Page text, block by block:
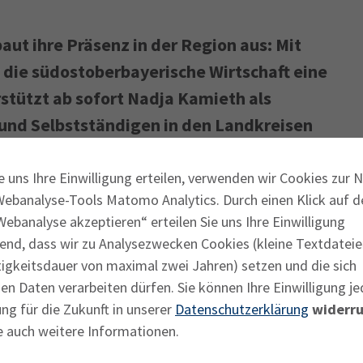
uns Ihre Einwilligung erteilen, verwenden wir Cookies zur
Tools Matomo Analytics. Durch einen Klick auf
akzeptieren“ erteilen Sie uns Ihre Einwilligung
dass wir zu Analysezwecken Cookies (kleine
von maximal zwei Jahren) setzen und die sich
Daten verarbeiten dürfen. Sie können Ihre Einwilligung
für die Zukunft in unserer Datenschutzerklärung
auch weitere Informationen.
ihre Präsenz in der Region aus: Mit
südostoberbayerische Wirtschaft eine
ab sofort Nadja Kamieth als
Selbstständigen in den Landkreisen
ihren Anliegen. Das Büro in der
der IHK-Geschäftsstelle
unterstützt Wirtschaft in
Land
gehören unter anderem, die
Landkreisen weiter auszubauen, das
und Projekten zu unterstützen sowie die
voranzutreiben.